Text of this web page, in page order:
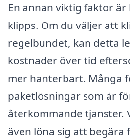
En annan viktig faktor
klipps. Om du väljer att
regelbundet, kan detta
kostnader över tid
mer hanterbart. Många
paketlösningar som är
återkommande tjänster.
även löna sig att begära